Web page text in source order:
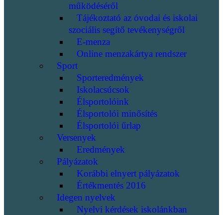
működéséről
Tájékoztató az óvodai és iskolai
szociális segítő tevékenységről
E-menza
Online menzakártya rendszer
Sport
Sporteredmények
Iskolacsúcsok
Élsportolóink
Élsportolói minősítés
Élsportolói űrlap
Versenyek
Eredmények
Pályázatok
Korábbi elnyert pályázatok
Értékmentés 2016
Idegen nyelvek
Nyelvi kérdések iskolánkban